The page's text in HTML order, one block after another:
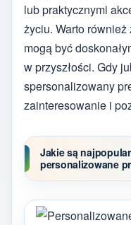
lub praktycznymi
życiu. Warto
mogą być
w przyszłości. Gdy
spersonalizowany
zainteresowanie i
Jakie są
personalizowane